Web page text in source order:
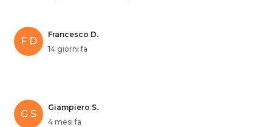
F D
Francesco D.
14 giorni fa
G S
Giampiero S.
4 mesi fa